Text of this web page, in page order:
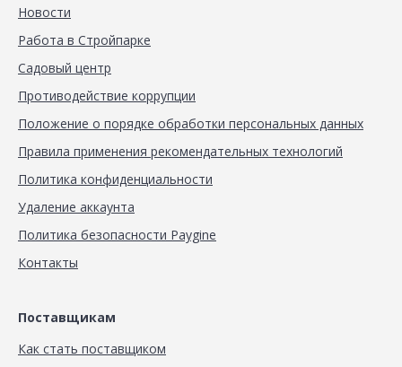
Новости
Работа в Стройпарке
Садовый центр
Противодействие коррупции
Положение о порядке обработки персональных данных
Правила применения рекомендательных технологий
Политика конфиденциальности
Удаление аккаунта
Политика безопасности Paygine
Контакты
Поставщикам
Как стать поставщиком